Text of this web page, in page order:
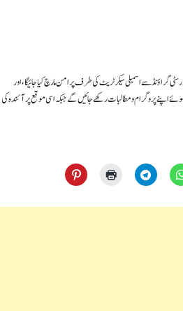
گراؤنڈ سے اسمبلی سیکرٹریٹ کی طرف پرامن مارچ کیا جائیگا، اور
اپنے پروگرام و مطالبات رکھے جائیں گے جبکہ اسی موقع پرآئندہ کی